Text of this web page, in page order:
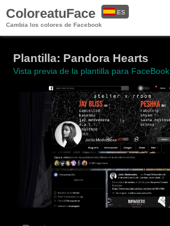
ColoreatuFace
Cambia los colores de Facebook
ES
Plantilla: Pandora Hearts
Vista previa de la plantilla para FaceBook